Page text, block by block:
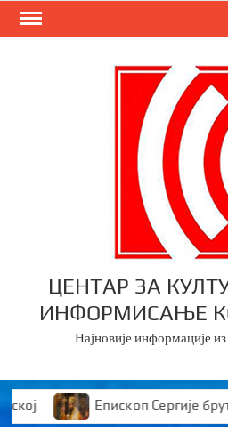
Skip
ЦЕНТАР ЗА
ИНФОРМИСАЊЕ
Најновије информације
Епископ Сергије